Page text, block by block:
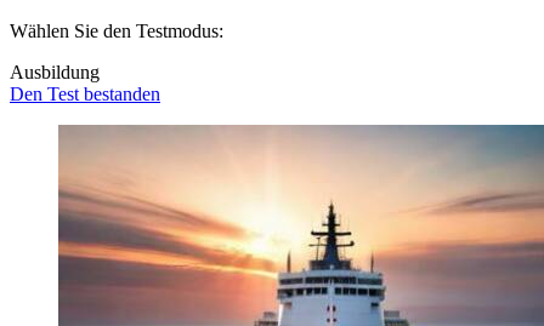
Wählen Sie den Testmodus:
Ausbildung
Den Test bestanden